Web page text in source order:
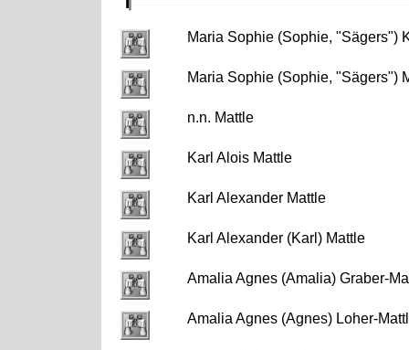
Maria Sophie (Sophie, "Sägers")
Maria Sophie (Sophie, "Sägers")
n.n. Mattle
Karl Alois Mattle
Karl Alexander Mattle
Karl Alexander (Karl) Mattle
Amalia Agnes (Amalia) Graber-
Amalia Agnes (Agnes) Loher-